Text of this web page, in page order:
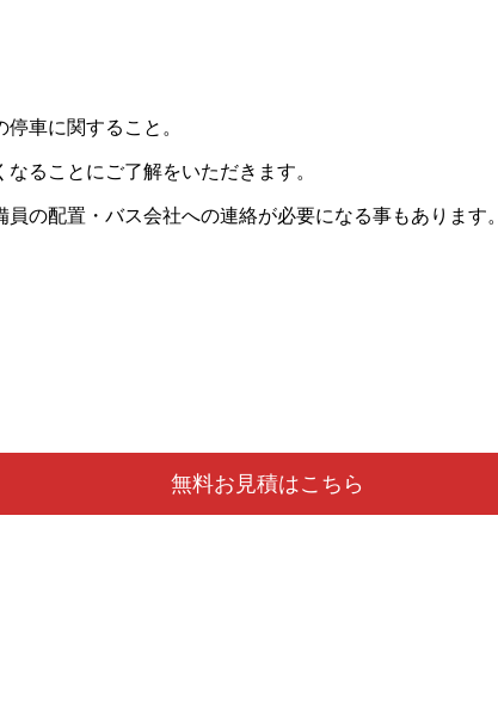
車に関すること。
ることにご了解をいただきます。
の配置・バス会社への連絡が必要になる事もあります。
無料お見積はこちら